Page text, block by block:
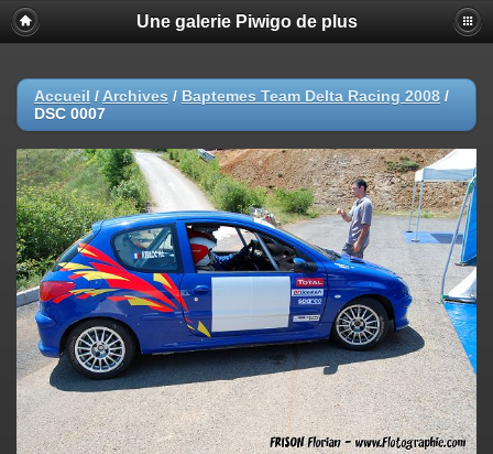
Une galerie Piwigo de plus
Accueil / Archives / Baptemes Team Delta Racing 2008 /
DSC 0007